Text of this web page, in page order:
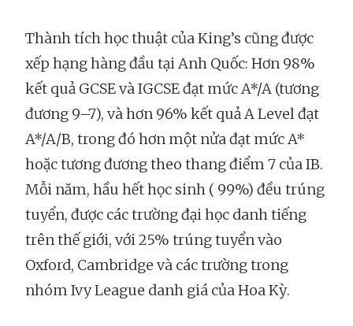
Thành tích học thuật của King’s cũng được
xếp hạng hàng đầu tại Anh Quốc: Hơn 98%
kết quả GCSE và IGCSE đạt mức A*/A (tương
đương 9–7), và hơn 96% kết quả A Level đạt
A*/A/B, trong đó hơn một nửa đạt mức A*
hoặc tương đương theo thang điểm 7 của IB.
Mỗi năm, hầu hết học sinh ( 99%) đều trúng
tuyển, được các trường đại học danh tiếng
trên thế giới, với 25% trúng tuyển vào
Oxford, Cambridge và các trường trong
nhóm Ivy League danh giá của Hoa Kỳ.